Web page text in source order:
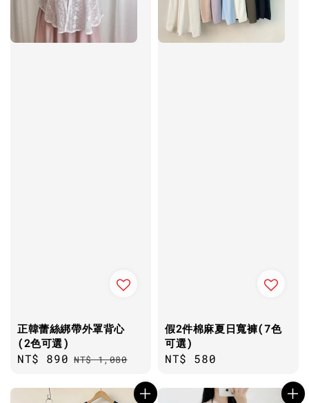
正韓蕾絲綁帶外罩背心
(2色可選)
Sale
NT$ 890 Regular
NT$ 1,080
假2件棉麻夏日寬褲(7色
可選)
Regular
NT$ 580